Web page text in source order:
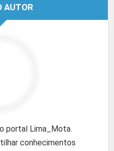
AUTOR
portal Lima_Mota.
conhecimentos